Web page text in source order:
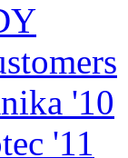
'10
'11